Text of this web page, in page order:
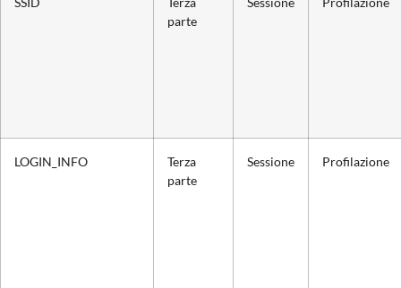
parte
LOGIN_INFO
Terza
parte
Sessione Profilazione